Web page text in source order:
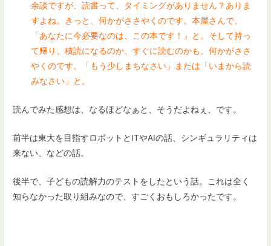
余談ですが、読書って、タイミングがありません？ありま
すよね。きっと、何かがささやくのです。本屋さんで。
「あなたに今必要なのは、この本です！」と。そして持っ
て帰り、積読になるのか、すぐに読むのかも、何かがささ
やくのです。「もう少しまちなさい」または「いまから読
みなさい」と。
読んでみた感想は、なるほどなぁと、そうだよねぇ、です。
前半は東大を目指すロボットとITやAIの話、シンギュラリティは
来ない、などの話。
後半で、子どもの読解力のテストをしたという話。これは全く
知らなかった取り組みなので、すごくおもしろかったです。